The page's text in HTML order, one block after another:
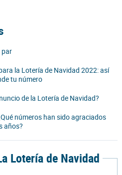
par
la Lotería de Navidad 2022: así
tu número
de la Lotería de Navidad?
números han sido agraciados
años?
Lotería de Navidad